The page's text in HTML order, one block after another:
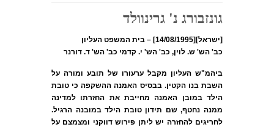
גונזבורג נ' גרינוולד
[ישראל][14/08/1995] – בית המשפט העליון
כב' הש' ש. לוין, כב' הש' י. קדמי כב' הש' ד. דורנר
ביהמ"ש העליון מקבל ערעורו של תובע ומורה על
השבת בנו הקטין. בבסיס האמנה ההשקפה כי טובת
הילד במובן האמנה מחייבת את החזרתו למדינה
ממנה נחטף, שם תידון טובת הילד במובנה הרגיל.
לחריגים להחזרה יש ליתן פירוש דווקני ומצמצם על